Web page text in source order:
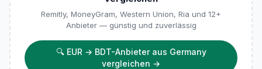
Remitly, MoneyGram, Western Union, Ria und 12+
Anbieter — günstig und zuverlässig
🔍 EUR → BDT-Anbieter aus Germany
vergleichen →